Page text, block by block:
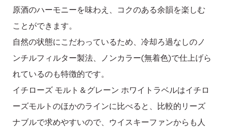
原酒のハーモニーを味わえ、コクのある余韻を楽しむ
ことができます。
自然の状態にこだわっているため、冷却ろ過なしのノ
ンチルフィルター製法、ノンカラー(無着色)で仕上げら
れているのも特徴的です。
イチローズ モルト＆グレーン ホワイトラベルはイチロ
ーズモルトのほかのラインに比べると、比較的リーズ
ナブルで求めやすいので、ウイスキーファンからも人